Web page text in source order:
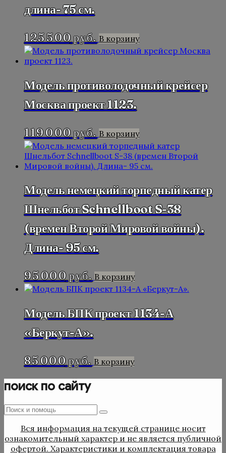
длина- 75 см.
125 500руб. В корзину
Модель противолодочный крейсер
Москва проект 1123.
119 000руб. В корзину
Модель немецкий торпедный катер
Шнельбот Schnellboot S-38
(времен Второй Мировой войны).
Длина- 95 см.
95 000руб. В корзину
Модель БПК проект 1134-А
«Беркут-А».
85 000руб. В корзину
поиск по сайту
Поиск
Поиск
Вся информация на текущей странице носит
ознакомительный характер и не является публичной
офертой. Характеристики и комплектация товара